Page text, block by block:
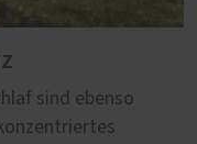
sind ebenso